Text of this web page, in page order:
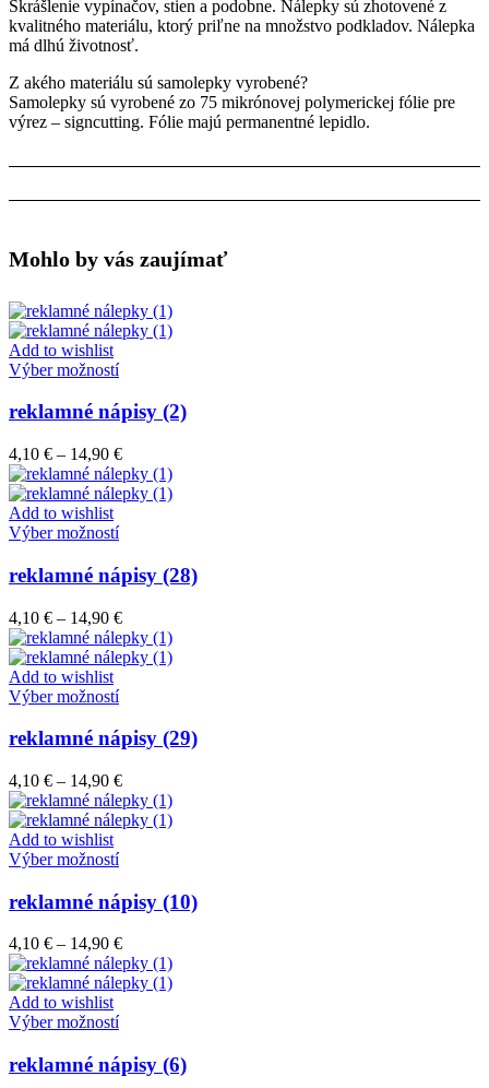
Skrášlenie vypínačov, stien a podobne. Nálepky sú zhotovené z
kvalitného materiálu, ktorý priľne na množstvo podkladov. Nálepka
má dlhú životnosť.
Z akého materiálu sú samolepky vyrobené?
Samolepky sú vyrobené zo 75 mikrónovej polymerickej fólie pre
výrez – signcutting. Fólie majú permanentné lepidlo.
Mohlo by vás zaujímať
Add to wishlist
Výber možnostíTento
má
viacero
variantov.
Možnosti
si
môžete
vybrať
na
stránke
produktu.
reklamné nápisy (2)
4,10 € – 14,90 €Price
range:
4,10 €
Add to wishlist
Výber možnostíTento
má
viacero
variantov.
Možnosti
si
môžete
vybrať
na
stránke
produktu.
reklamné nápisy (28)
4,10 € – 14,90 €Price
range:
4,10 €
Add to wishlist
Výber možnostíTento
má
viacero
variantov.
Možnosti
si
môžete
vybrať
na
stránke
produktu.
reklamné nápisy (29)
4,10 € – 14,90 €Price
range:
4,10 €
Add to wishlist
Výber možnostíTento
má
viacero
variantov.
Možnosti
si
môžete
vybrať
na
stránke
produktu.
reklamné nápisy (10)
4,10 € – 14,90 €Price
range:
4,10 €
Add to wishlist
Výber možnostíTento
má
viacero
reklamné nápisy (6)